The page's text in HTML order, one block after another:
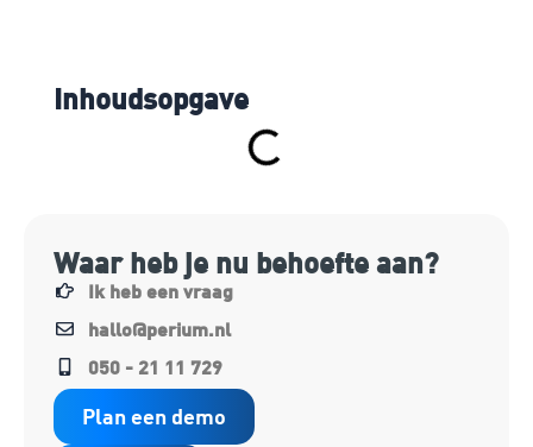
Inhoudsopgave
Waar heb je nu behoefte aan?
Ik heb een vraag
hallo@perium.nl
050 - 21 11 729
Plan een demo